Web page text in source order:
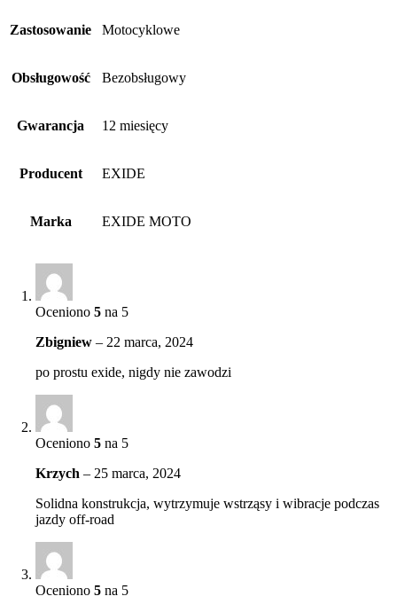
Zastosowanie Motocyklowe
Obsługowość Bezobsługowy
Gwarancja 12 miesięcy
Producent EXIDE
Marka EXIDE MOTO
Oceniono 5 na 5
Zbigniew – 22 marca, 2024
po prostu exide, nigdy nie zawodzi
Oceniono 5 na 5
Krzych – 25 marca, 2024
Solidna konstrukcja, wytrzymuje wstrząsy i wibracje podczas
jazdy off-road
Oceniono 5 na 5